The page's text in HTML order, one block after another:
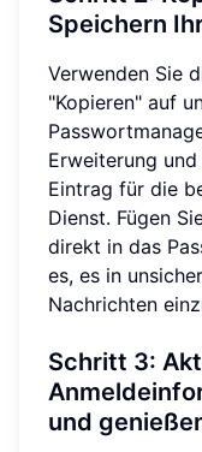
Speichern
Verwenden Sie
"Kopieren" auf
Erweiterung
Eintrag für die
Dienst. Fügen
direkt in das
es, es in
Nachrichten
Schritt 3:
und